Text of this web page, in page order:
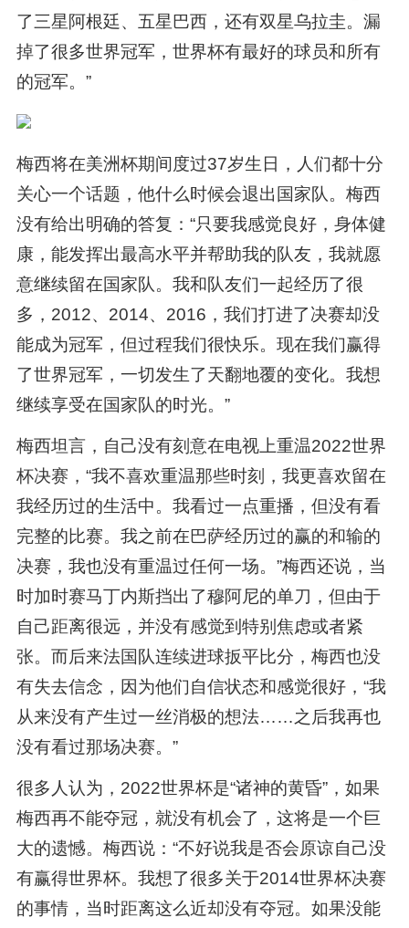
了三星阿根廷、五星巴西，还有双星乌拉圭。漏
掉了很多世界冠军，世界杯有最好的球员和所有
的冠军。”
梅西将在美洲杯期间度过37岁生日，人们都十分
关心一个话题，他什么时候会退出国家队。梅西
没有给出明确的答复：“只要我感觉良好，身体健
康，能发挥出最高水平并帮助我的队友，我就愿
意继续留在国家队。我和队友们一起经历了很
多，2012、2014、2016，我们打进了决赛却没
能成为冠军，但过程我们很快乐。现在我们赢得
了世界冠军，一切发生了天翻地覆的变化。我想
继续享受在国家队的时光。”
梅西坦言，自己没有刻意在电视上重温2022世界
杯决赛，“我不喜欢重温那些时刻，我更喜欢留在
我经历过的生活中。我看过一点重播，但没有看
完整的比赛。我之前在巴萨经历过的赢的和输的
决赛，我也没有重温过任何一场。”梅西还说，当
时加时赛马丁内斯挡出了穆阿尼的单刀，但由于
自己距离很远，并没有感觉到特别焦虑或者紧
张。而后来法国队连续进球扳平比分，梅西也没
有失去信念，因为他们自信状态和感觉很好，“我
从来没有产生过一丝消极的想法……之后我再也
没有看过那场决赛。”
很多人认为，2022世界杯是“诸神的黄昏”，如果
梅西再不能夺冠，就没有机会了，这将是一个巨
大的遗憾。梅西说：“不好说我是否会原谅自己没
有赢得世界杯。我想了很多关于2014世界杯决赛
的事情，当时距离这么近却没有夺冠。如果没能